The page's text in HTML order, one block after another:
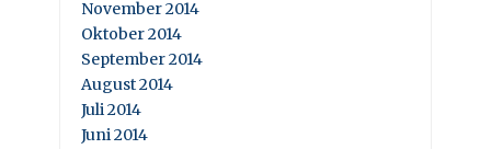
November 2014
Oktober 2014
September 2014
August 2014
Juli 2014
Juni 2014